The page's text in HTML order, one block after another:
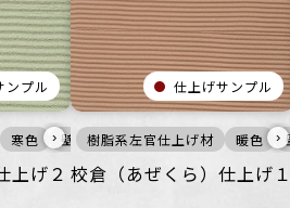
ンプル
寒色 壁 ざらざら オフィス 住空
›
上げ２
仕上げサンプル
樹脂系左官仕上げ材 暖色 ›
校倉（あぜくら）仕上げ１